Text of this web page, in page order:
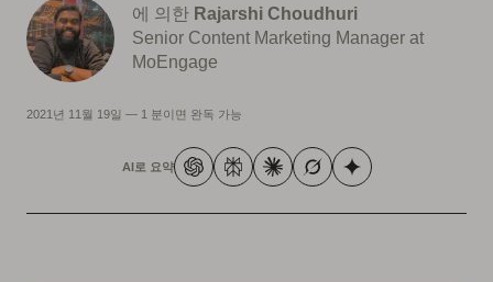
에 의한 Rajarshi Choudhuri
Senior Content Marketing Manager at
MoEngage
2021년 11월 19일 — 1 분이면 완독 가능
AI로 요약